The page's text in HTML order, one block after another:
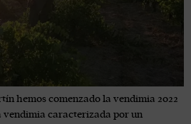
hemos comenzado la vendimia 2022
vendimia caracterizada por un